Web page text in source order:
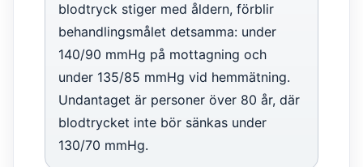
blodtryck stiger med åldern, förblir
behandlingsmålet detsamma: under
140/90 mmHg på mottagning och
under 135/85 mmHg vid hemmätning.
Undantaget är personer över 80 år, där
blodtrycket inte bör sänkas under
130/70 mmHg.